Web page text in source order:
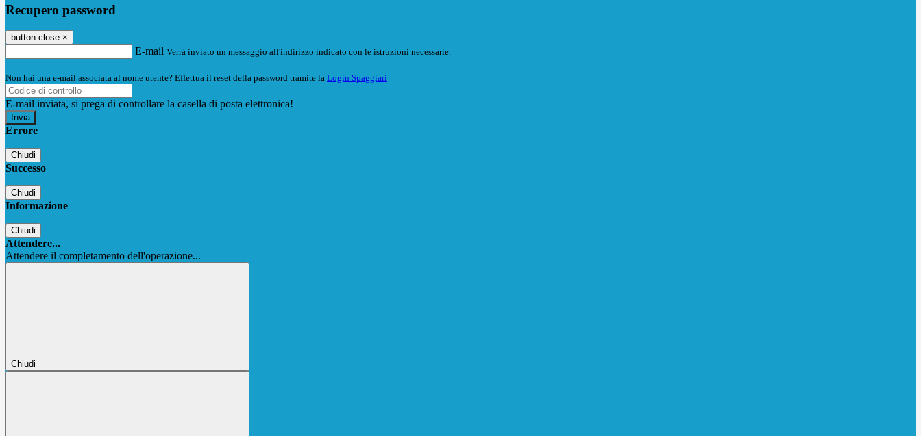
Recupero password
button close ×
E-mail Verrà inviato un messaggio all'indirizzo indicato con le istruzioni necessarie.
Non hai una e-mail associata al nome utente? Effettua il reset della password tramite la Login Spaggiari
E-mail inviata, si prega di controllare la casella di posta elettronica!
Errore
Chiudi
Successo
Chiudi
Informazione
Chiudi
Attendere...
Attendere il completamento dell'operazione...
Chiudi